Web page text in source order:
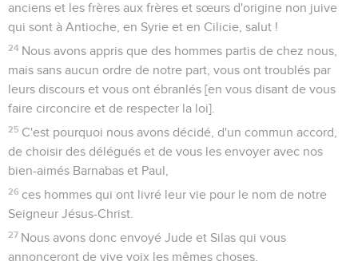
anciens et les frères aux frères et sœurs d'origine non juive
qui sont à Antioche, en Syrie et en Cilicie, salut !
24 Nous avons appris que des hommes partis de chez nous,
mais sans aucun ordre de notre part, vous ont troublés par
leurs discours et vous ont ébranlés [en vous disant de vous
faire circoncire et de respecter la loi].
25 C'est pourquoi nous avons décidé, d'un commun accord,
de choisir des délégués et de vous les envoyer avec nos
bien-aimés Barnabas et Paul,
26 ces hommes qui ont livré leur vie pour le nom de notre
Seigneur Jésus-Christ.
27 Nous avons donc envoyé Jude et Silas qui vous
annonceront de vive voix les mêmes choses.